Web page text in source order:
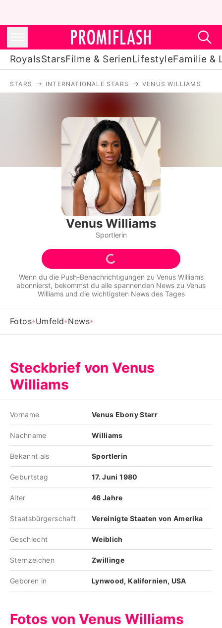
RoyalsStarsFilme & SerienLifestyleFamilie &
Filme & Serien
Lifestyle
Familie & Liebe
Promiflash Exklusiv
Alle Themen auf Promiflash
Jobs
App runterladen
Team
Impressum
Nutzungsbedingungen
Utiq verwalten
STARS INTERNATIONALE STARS VENUS WILLIAMS
Venus Williams
Sportlerin
Wenn du die Push-Benachrichtigungen zu Venus Williams
abonnierst, bekommst du alle spannenden News zu Venus
Williamsund die wichtigsten News des Tages
Fotos Umfeld News
Steckbrief von Venus
Williams
Vorname Venus Ebony Starr
Nachname Williams
Bekannt als Sportlerin
Geburtstag 17. Juni 1980
Alter 46 Jahre
Staatsbürgerschaft Vereinigte Staaten von Amerika
Geschlecht Weiblich
Sternzeichen Zwillinge
Geboren in Lynwood, Kalifornien, USA
Fotos von Venus Williams